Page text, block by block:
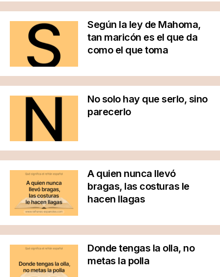
Según la ley de Mahoma,
tan maricón es el que da
como el que toma
No solo hay que serlo, sino
parecerlo
A quien nunca llevó
bragas, las costuras le
hacen llagas
Donde tengas la olla, no
metas la polla